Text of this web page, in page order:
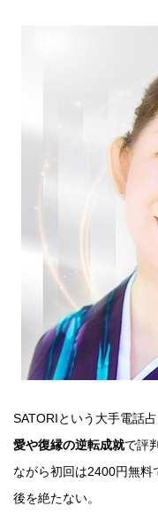
SATORIという大手電話
愛や復縁の逆転成就で評
ながら初回は2400円無
後を絶たない。